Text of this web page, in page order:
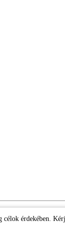
érdekében.